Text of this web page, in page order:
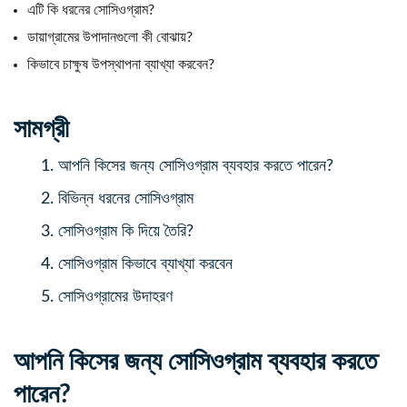
এটি কি ধরনের সোসিওগ্রাম?
ডায়াগ্রামের উপাদানগুলো কী বোঝায়?
কিভাবে চাক্ষুষ উপস্থাপনা ব্যাখ্যা করবেন?
সামগ্রী
1. আপনি কিসের জন্য সোসিওগ্রাম ব্যবহার করতে পারেন?
2. বিভিন্ন ধরনের সোসিওগ্রাম
3. সোসিওগ্রাম কি দিয়ে তৈরি?
4. সোসিওগ্রাম কিভাবে ব্যাখ্যা করবেন
5. সোসিওগ্রামের উদাহরণ
আপনি কিসের জন্য সোসিওগ্রাম ব্যবহার করতে
পারেন?